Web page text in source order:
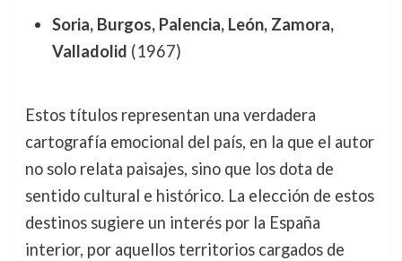
Soria, Burgos, Palencia, León, Zamora,
Valladolid (1967)
Estos títulos representan una verdadera
cartografía emocional del país, en la que el autor
no solo relata paisajes, sino que los dota de
sentido cultural e histórico. La elección de estos
destinos sugiere un interés por la España
interior, por aquellos territorios cargados de